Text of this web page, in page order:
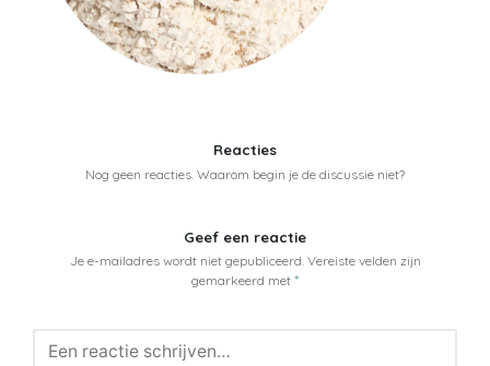
Reacties
Nog geen reacties. Waarom begin je de discussie niet?
Geef een reactie
Je e-mailadres wordt niet gepubliceerd. Vereiste velden zijn
gemarkeerd met *